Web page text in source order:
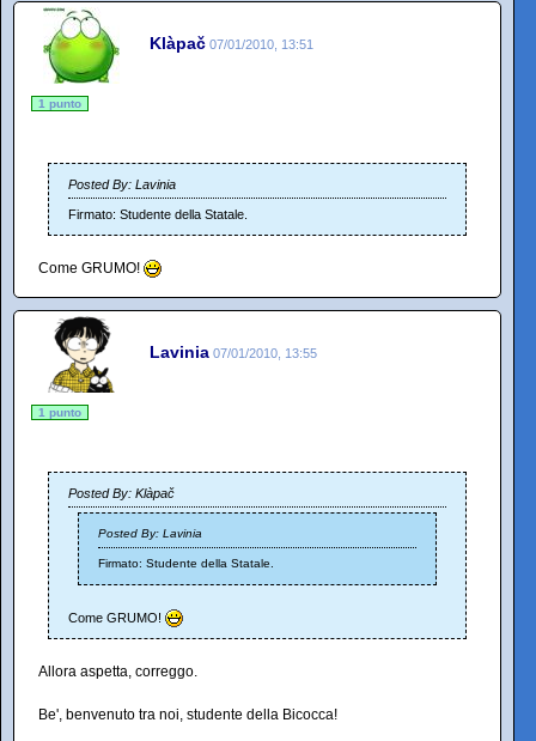
Klàpač 07/01/2010, 13:51
1 punto
Posted By: Lavinia
Firmato: Studente della Statale.
Come GRUMO!
Lavinia 07/01/2010, 13:55
1 punto
Posted By: Klàpač
Posted By: Lavinia
Firmato: Studente della Statale.
Come GRUMO!
Allora aspetta, correggo.
Be', benvenuto tra noi, studente della Bicocca!